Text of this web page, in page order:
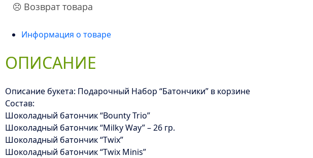
Возврат товара
Информация о товаре
ОПИСАНИЕ
Описание букета: Подарочный Набор “Батончики” в корзине
Состав:
Шоколадный батончик “Bounty Trio”
Шоколадный батончик “Milky Way” – 26 гр.
Шоколадный батончик “Twix”
Шоколадный батончик “Twix Minis”